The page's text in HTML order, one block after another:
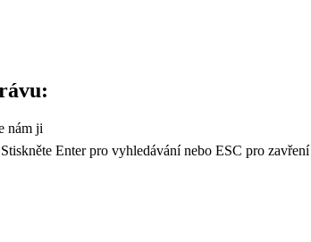
nám ji
Stiskněte Enter pro vyhledávání nebo ESC pro zavření